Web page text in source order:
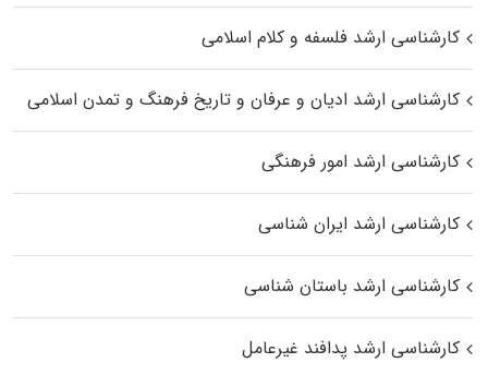
کارشناسی ارشد فلسفه و کلام اسلامی
کارشناسی ارشد ادیان و عرفان و تاریخ فرهنگ و تمدن اسلامی
کارشناسی ارشد امور فرهنگی
کارشناسی ارشد ایران شناسی
کارشناسی ارشد باستان شناسی
کارشناسی ارشد پدافند غیرعامل